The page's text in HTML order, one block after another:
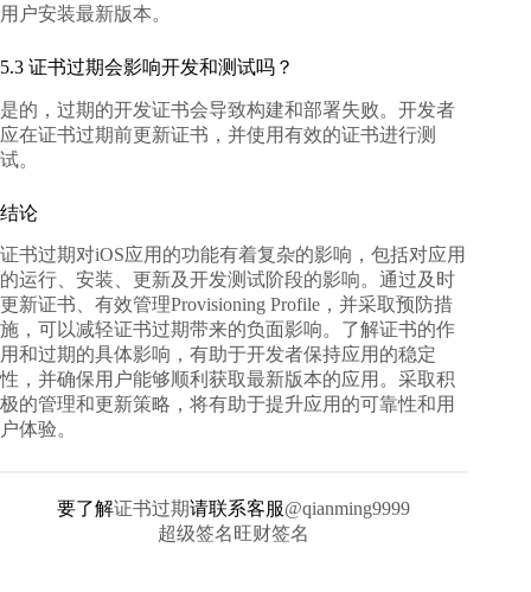
用户安装最新版本。
5.3 证书过期会影响开发和测试吗？
是的，过期的开发证书会导致构建和部署失败。开发者
应在证书过期前更新证书，并使用有效的证书进行测
试。
结论
证书过期对iOS应用的功能有着复杂的影响，包括对应用
的运行、安装、更新及开发测试阶段的影响。通过及时
更新证书、有效管理Provisioning Profile，并采取预防措
施，可以减轻证书过期带来的负面影响。了解证书的作
用和过期的具体影响，有助于开发者保持应用的稳定
性，并确保用户能够顺利获取最新版本的应用。采取积
极的管理和更新策略，将有助于提升应用的可靠性和用
户体验。
要了解证书过期请联系客服@qianming9999
超级签名旺财签名